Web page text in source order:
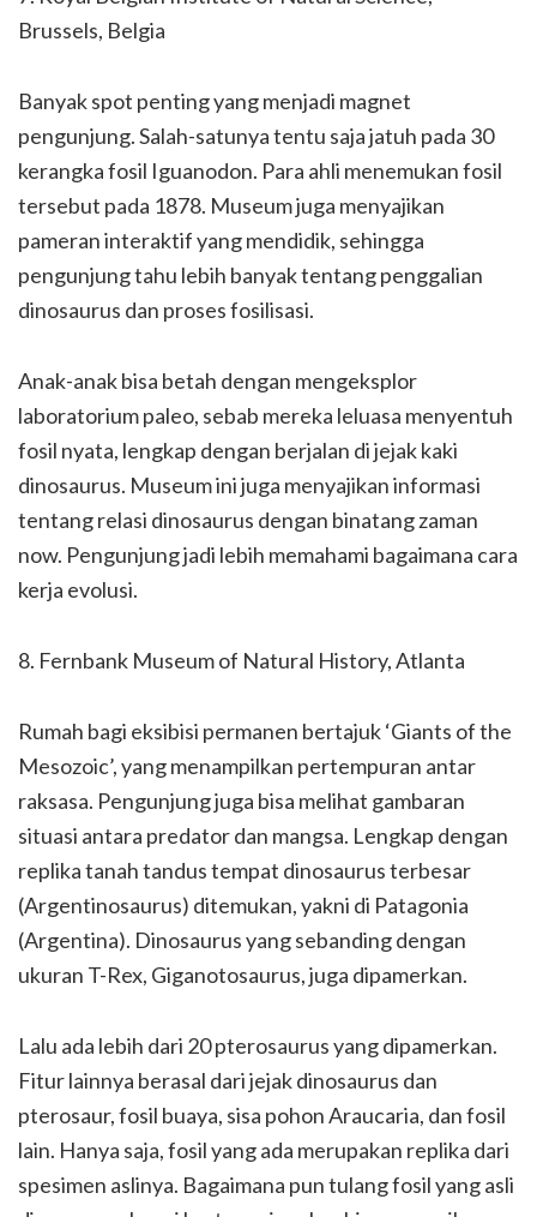
Brussels, Belgia
Banyak spot penting yang menjadi magnet
pengunjung. Salah-satunya tentu saja jatuh pada 30
kerangka fosil Iguanodon. Para ahli menemukan fosil
tersebut pada 1878. Museum juga menyajikan
pameran interaktif yang mendidik, sehingga
pengunjung tahu lebih banyak tentang penggalian
dinosaurus dan proses fosilisasi.
Anak-anak bisa betah dengan mengeksplor
laboratorium paleo, sebab mereka leluasa menyentuh
fosil nyata, lengkap dengan berjalan di jejak kaki
dinosaurus. Museum ini juga menyajikan informasi
tentang relasi dinosaurus dengan binatang zaman
now. Pengunjung jadi lebih memahami bagaimana cara
kerja evolusi.
8. Fernbank Museum of Natural History, Atlanta
Rumah bagi eksibisi permanen bertajuk ‘Giants of the
Mesozoic’, yang menampilkan pertempuran antar
raksasa. Pengunjung juga bisa melihat gambaran
situasi antara predator dan mangsa. Lengkap dengan
replika tanah tandus tempat dinosaurus terbesar
(Argentinosaurus) ditemukan, yakni di Patagonia
(Argentina). Dinosaurus yang sebanding dengan
ukuran T-Rex, Giganotosaurus, juga dipamerkan.
Lalu ada lebih dari 20 pterosaurus yang dipamerkan.
Fitur lainnya berasal dari jejak dinosaurus dan
pterosaur, fosil buaya, sisa pohon Araucaria, dan fosil
lain. Hanya saja, fosil yang ada merupakan replika dari
spesimen aslinya. Bagaimana pun tulang fosil yang asli